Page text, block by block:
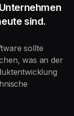
sind.
sollte
was an der